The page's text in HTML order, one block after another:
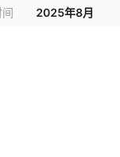
2025年8月